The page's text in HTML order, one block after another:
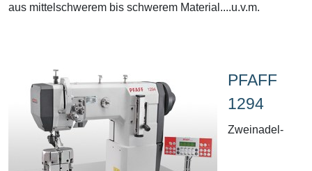
aus mittelschwerem bis schwerem Material....u.v.m.
PFAFF
1294
Zweinadel-